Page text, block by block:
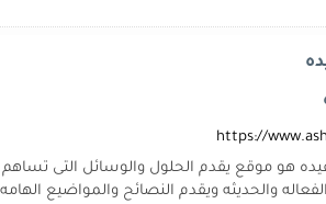
https://
هو موقع يقدم الحلول والوسائل التى
والحديثه ويقدم النصائح والمواضيع